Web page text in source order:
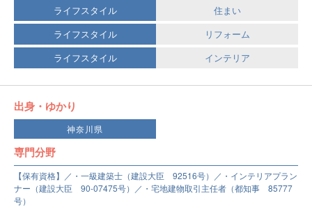
ライフスタイル
住まい
ライフスタイル
リフォーム
ライフスタイル
インテリア
出身・ゆかり
神奈川県
専門分野
【保有資格】／・一級建築士（建設大臣 92516号）／・インテリアプラン
ナー（建設大臣 90-07475号）／・宅地建物取引主任者（都知事 85777
号）